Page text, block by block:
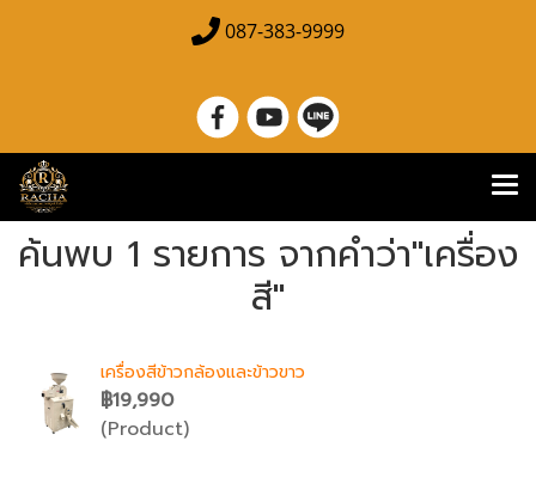
087-383-9999
ค้นพบ 1 รายการ จากคำว่า"เครื่อง
สี"
เครื่องสีข้าวกล้องและข้าวขาว
฿19,990
(Product)